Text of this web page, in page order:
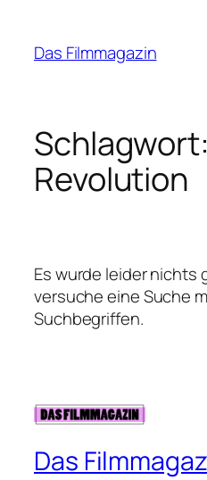
springen
Das Filmmagazin
Schlagwort:
Revolution
Es wurde leider nichts
versuche eine Suche
Suchbegriffen.
Das